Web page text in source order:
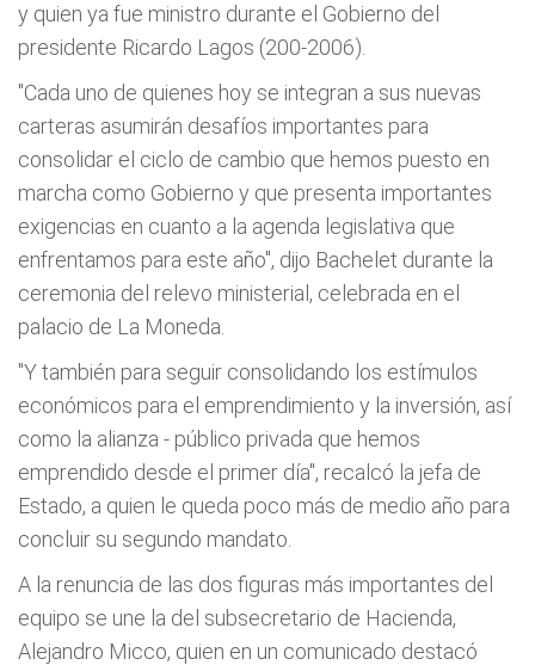
y quien ya fue ministro durante el Gobierno del
presidente Ricardo Lagos (200-2006).
"Cada uno de quienes hoy se integran a sus nuevas
carteras asumirán desafíos importantes para
consolidar el ciclo de cambio que hemos puesto en
marcha como Gobierno y que presenta importantes
exigencias en cuanto a la agenda legislativa que
enfrentamos para este año", dijo Bachelet durante la
ceremonia del relevo ministerial, celebrada en el
palacio de La Moneda.
"Y también para seguir consolidando los estímulos
económicos para el emprendimiento y la inversión, así
como la alianza - público privada que hemos
emprendido desde el primer día", recalcó la jefa de
Estado, a quien le queda poco más de medio año para
concluir su segundo mandato.
A la renuncia de las dos figuras más importantes del
equipo se une la del subsecretario de Hacienda,
Alejandro Micco, quien en un comunicado destacó